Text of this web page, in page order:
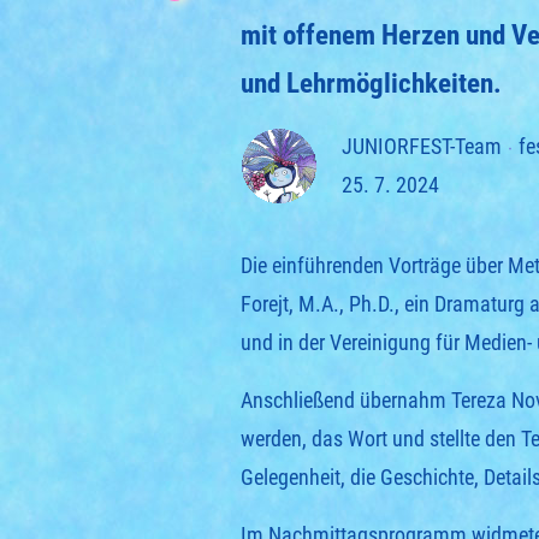
mit offenem Herzen und
und Lehrmöglichkeiten.
JUNIORFEST-Team
25. 7. 2024
Die einführenden Vorträge über
Forejt, M.A., Ph.D., ein Dramaturg
und in der Vereinigung für
Anschließend übernahm Tereza
werden, das Wort und stellte den
Gelegenheit, die Geschichte,